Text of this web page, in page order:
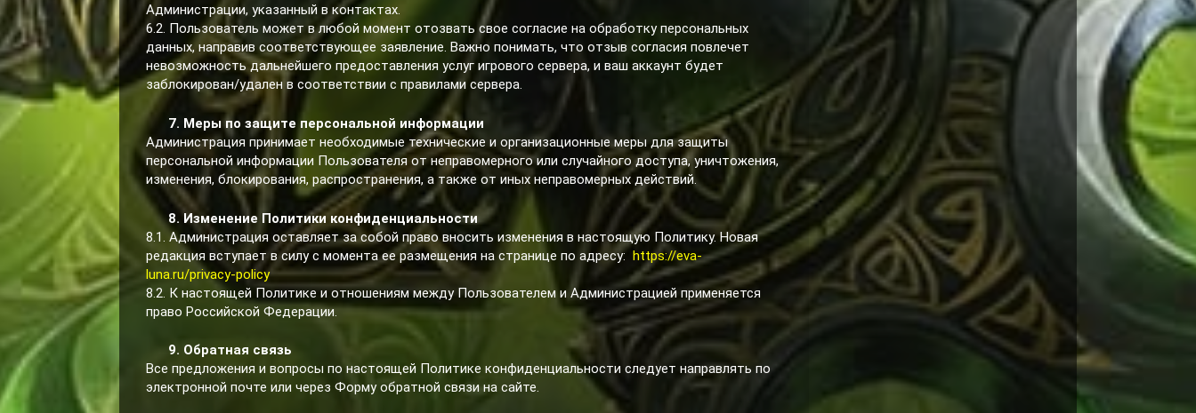
Администрации, указанный в контактах.
6.2. Пользователь может в любой момент отозвать свое согласие на обработку персональных
данных, направив соответствующее заявление. Важно понимать, что отзыв согласия повлечет
невозможность дальнейшего предоставления услуг игрового сервера, и ваш аккаунт будет
заблокирован/удален в соответствии с правилами сервера.
7. Меры по защите персональной информации
Администрация принимает необходимые технические и организационные меры для защиты
персональной информации Пользователя от неправомерного или случайного доступа, уничтожения,
изменения, блокирования, распространения, а также от иных неправомерных действий.
8. Изменение Политики конфиденциальности
8.1. Администрация оставляет за собой право вносить изменения в настоящую Политику. Новая
редакция вступает в силу с момента ее размещения на странице по адресу: https://eva-
luna.ru/privacy-policy
8.2. К настоящей Политике и отношениям между Пользователем и Администрацией применяется
право Российской Федерации.
9. Обратная связь
Все предложения и вопросы по настоящей Политике конфиденциальности следует направлять по
электронной почте или через Форму обратной связи на сайте.